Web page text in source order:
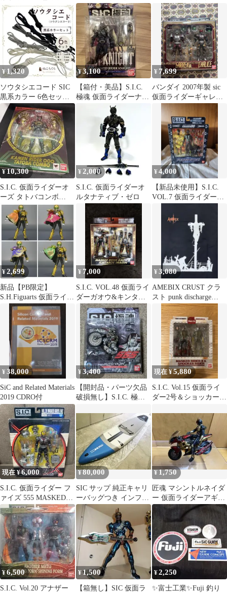
約1m×6本 日本製 3mm
初心者 サーフボード
¥ 1,320
ソウタシエコード SIC
黒系カラー 6色セット
約1m×6本 日本製 3mm
¥3,100
【箱付・美品】S.I.C.
極魂 仮面ライダーナイ
ト フィギュア バンダイ
¥ 7,699
バンダイ 2007年製 sic
仮面ライダーギャレン
&カリス
¥10,300
S.I.C. 仮面ライダーオ
ーズ タトバコンボ
Vol.64
¥ 2,000
S.I.C. 仮面ライダーオ
ルタナティブ・ゼロ
¥4,000
【新品未使用】S.I.C.
VOL.7 仮面ライダー1
¥2,699
新品【PB限定】
S.H.Figuarts 仮面ライダ
ービースト マントセッ
¥ 7,000
S.I.C. VOL.48 仮面ライ
ダーガオウ&キンタロ
スイマジン
¥3,080
AMEBIX CRUST クラ
スト punk discharge
GISM
¥38,000
SiC and Related Materials
2019 CDRO付
¥3,400
【開封品・パーツ欠品
破損無し】S.I.C. 極魂
現在 ¥5,880
S.I.C. Vol.15 仮面ライ
ダー2号＆ショッカーラ
現在 ¥6,000
S.I.C. 仮面ライダー フ
ァイズ 555 MASKED
RIDER FAIZ
¥80,000
SIC サップ 純正キャリ
ーバッグつき インフレ
ータブル SUPボード
¥1,750
匠魂 マシントルネイダ
ー 仮面ライダーアギト
SIC 極魂
¥6,500
S.I.C. Vol.20 アナザー
¥1,500
【箱無し】SIC 仮面ラ
¥2,250
✨富士工業✨Fuji 釣り